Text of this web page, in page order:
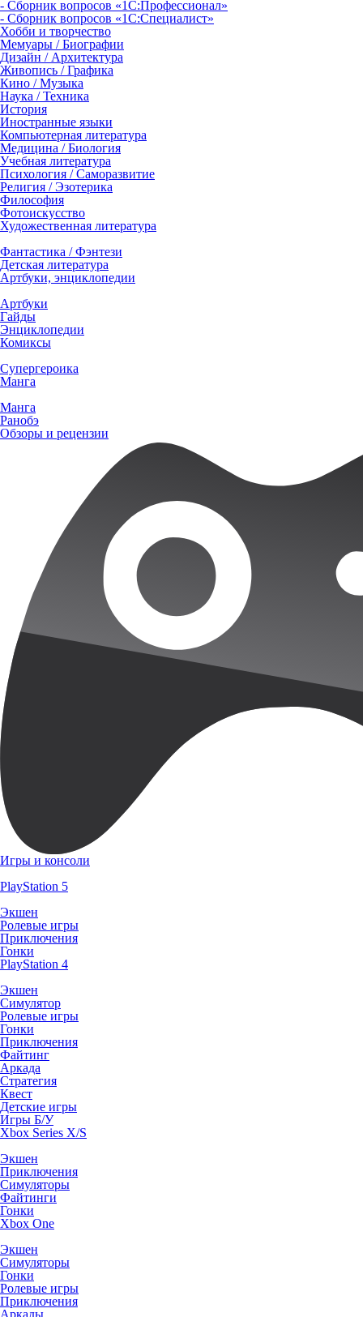
- Сборник вопросов «1С:Профессионал»
- Сборник вопросов «1С:Специалист»
Хобби и творчество
Мемуары / Биографии
Дизайн / Архитектура
Живопись / Графика
Кино / Музыка
Наука / Техника
История
Иностранные языки
Компьютерная литература
Медицина / Биология
Учебная литература
Психология / Саморазвитие
Религия / Эзотерика
Философия
Фотоискусство
Художественная литература
Фантастика / Фэнтези
Детская литература
Артбуки, энциклопедии
Артбуки
Гайды
Энциклопедии
Комиксы
Супергероика
Манга
Манга
Ранобэ
Обзоры и рецензии
Игры и консоли
PlayStation 5
Экшен
Ролевые игры
Приключения
Гонки
PlayStation 4
Экшен
Симулятор
Ролевые игры
Гонки
Приключения
Файтинг
Аркада
Стратегия
Квест
Детские игры
Игры Б/У
Xbox Series X/S
Экшен
Приключения
Симуляторы
Файтинги
Гонки
Xbox One
Экшен
Симуляторы
Гонки
Ролевые игры
Приключения
Аркады